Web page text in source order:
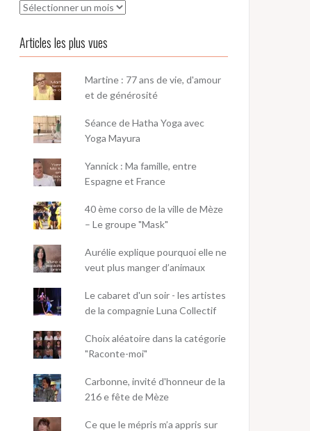
Archives
Articles les plus vues
Martine : 77 ans de vie, d'amour
et de générosité
Séance de Hatha Yoga avec
Yoga Mayura
Yannick : Ma famille, entre
Espagne et France
40 ème corso de la ville de Mèze
– Le groupe "Mask"
Aurélie explique pourquoi elle ne
veut plus manger d’animaux
Le cabaret d'un soir - les artistes
de la compagnie Luna Collectif
Choix aléatoire dans la catégorie
"Raconte-moi"
Carbonne, invité d'honneur de la
216 e fête de Mèze
Ce que le mépris m’a appris sur